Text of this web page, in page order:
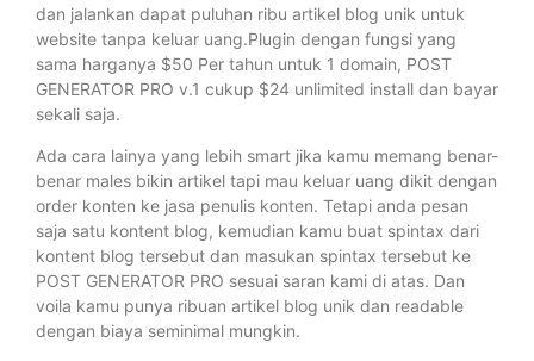
dan jalankan dapat puluhan ribu artikel blog unik untuk
website tanpa keluar uang.Plugin dengan fungsi yang
sama harganya $50 Per tahun untuk 1 domain, POST
GENERATOR PRO v.1 cukup $24 unlimited install dan bayar
sekali saja.
Ada cara lainya yang lebih smart jika kamu memang benar-
benar males bikin artikel tapi mau keluar uang dikit dengan
order konten ke jasa penulis konten. Tetapi anda pesan
saja satu kontent blog, kemudian kamu buat spintax dari
kontent blog tersebut dan masukan spintax tersebut ke
POST GENERATOR PRO sesuai saran kami di atas. Dan
voila kamu punya ribuan artikel blog unik dan readable
dengan biaya seminimal mungkin.